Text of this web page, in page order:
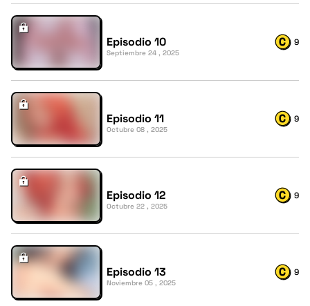
Episodio 10
Septiembre 24 , 2025
9
Episodio 11
Octubre 08 , 2025
9
Episodio 12
Octubre 22 , 2025
9
Episodio 13
Noviembre 05 , 2025
9